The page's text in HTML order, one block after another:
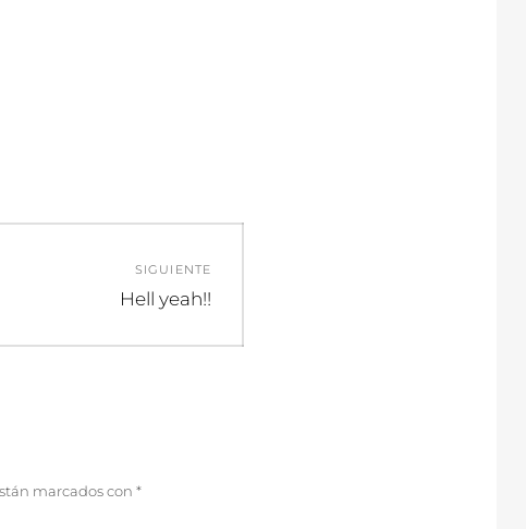
SIGUIENTE
Entrada
Hell yeah!!
marcados con *